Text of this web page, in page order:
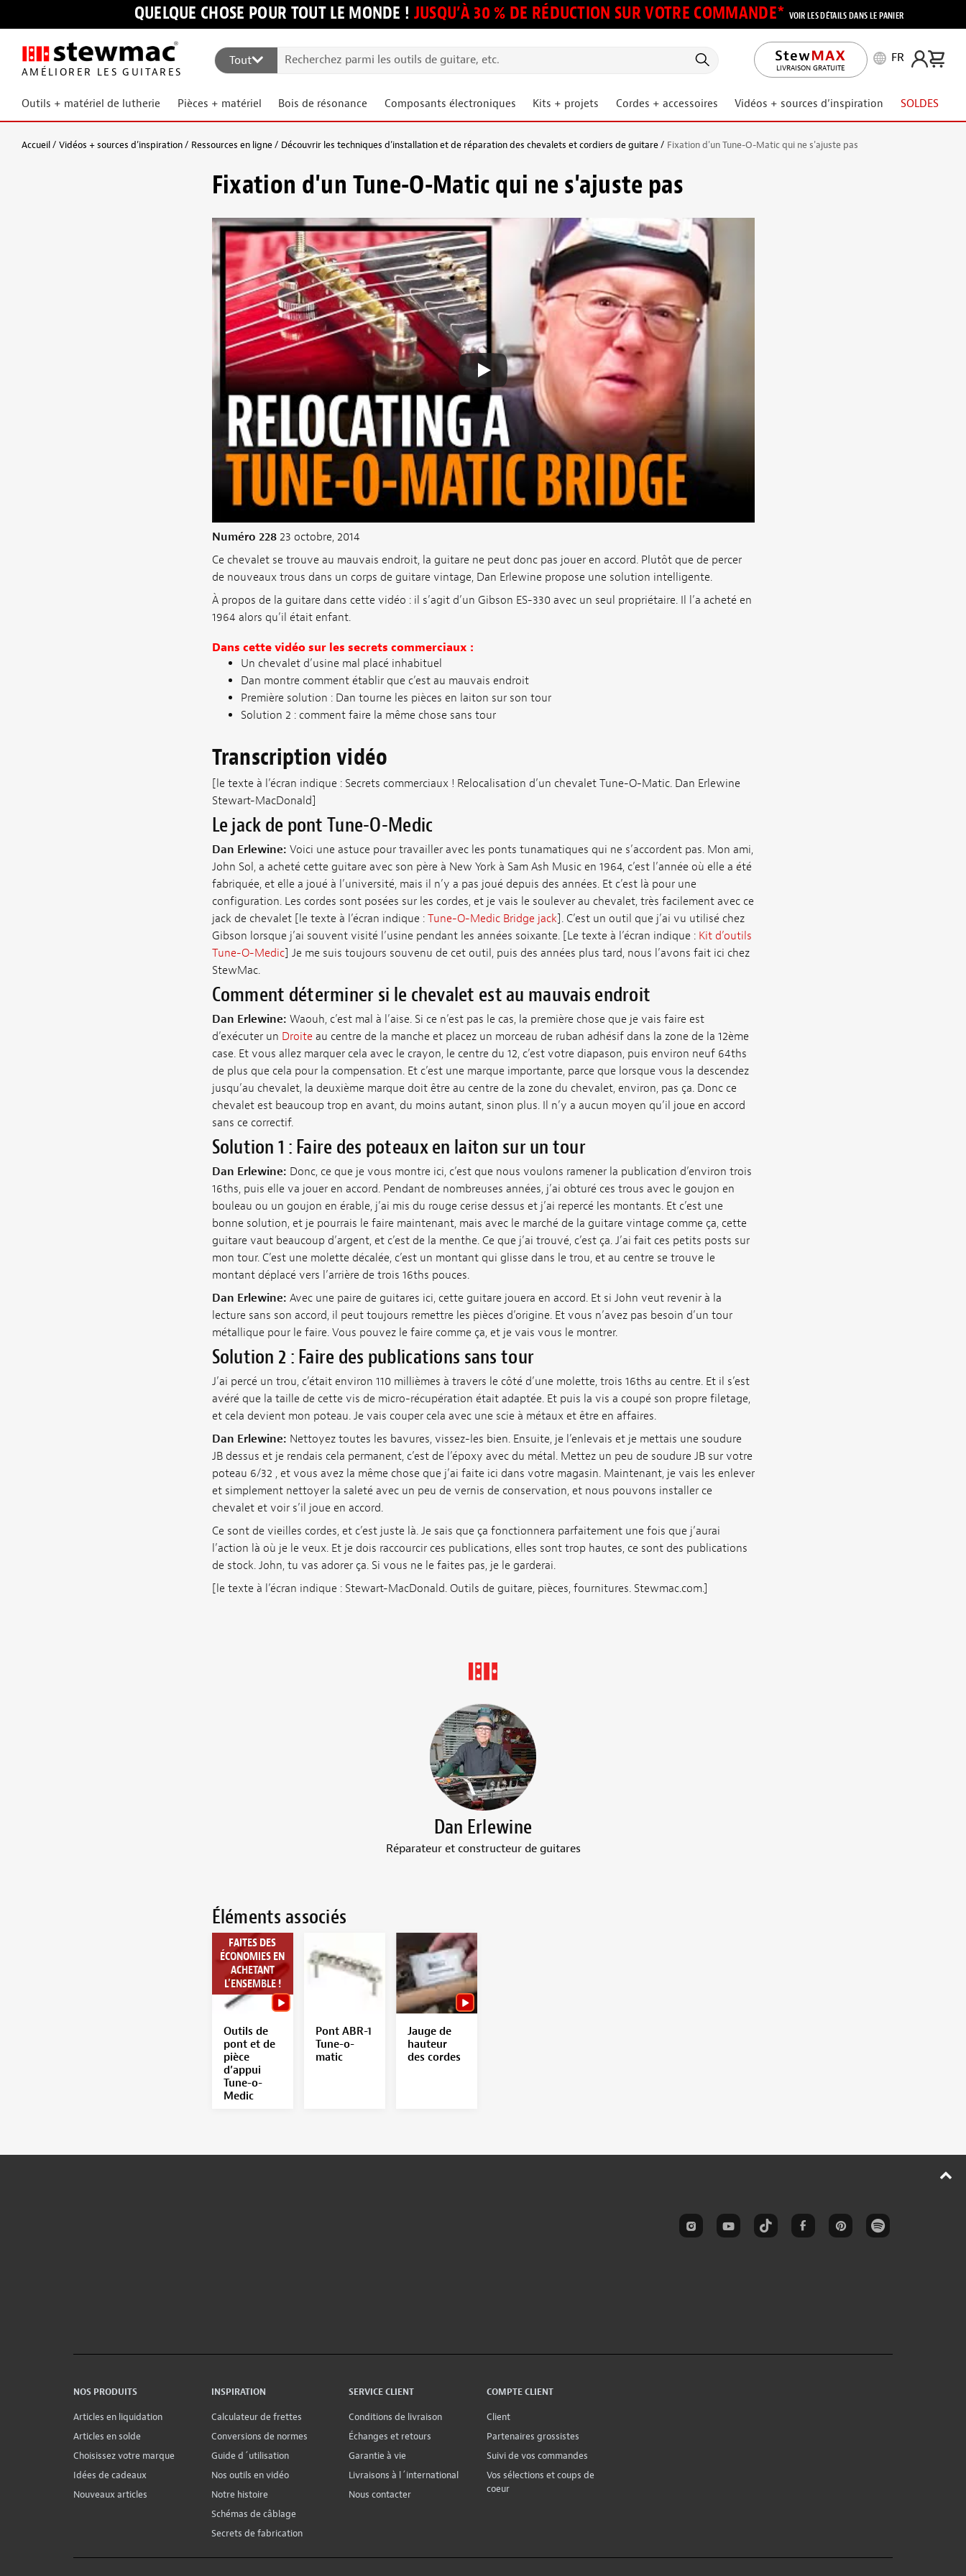
QUELQUE CHOSE POUR TOUT LE MONDE ! JUSQU’À 30 % DE RÉDUCTION SUR VOTRE COMMANDE* VOIR LES DÉTAILS DANS LE PANIER
AMÉLIORER LES GUITARES
Tout
LIVRAISON GRATUITE
FR
Outils + matériel de lutherie Pièces + matériel Bois de résonance Composants électroniques Kits + projets Cordes + accessoires Vidéos + sources d’inspiration SOLDES
Accueil Vidéos + sources d’inspiration Ressources en ligne Découvrir les techniques d’installation et de réparation des chevalets et cordiers de guitare Fixation d'un Tune-O-Matic qui ne s'ajuste pas
Fixation d'un Tune-O-Matic qui ne s'ajuste pas
Numéro 22823 octobre, 2014
Ce chevalet se trouve au mauvais endroit, la guitare ne peut donc pas jouer en accord. Plutôt que de percer
de nouveaux trous dans un corps de guitare vintage, Dan Erlewine propose une solution intelligente.
À propos de la guitare dans cette vidéo : il s’agit d’un Gibson ES-330 avec un seul propriétaire. Il l’a acheté en
1964 alors qu’il était enfant.
Dans cette vidéo sur les secrets commerciaux :
Un chevalet d’usine mal placé inhabituel
Dan montre comment établir que c’est au mauvais endroit
Première solution : Dan tourne les pièces en laiton sur son tour
Solution 2 : comment faire la même chose sans tour
Transcription vidéo
[le texte à l’écran indique : Secrets commerciaux ! Relocalisation d’un chevalet Tune-O-Matic. Dan Erlewine
Stewart-MacDonald]
Le jack de pont Tune-O-Medic
Dan Erlewine: Voici une astuce pour travailler avec les ponts tunamatiques qui ne s’accordent pas. Mon ami,
John Sol, a acheté cette guitare avec son père à New York à Sam Ash Music en 1964, c’est l’année où elle a été
fabriquée, et elle a joué à l’université, mais il n’y a pas joué depuis des années. Et c’est là pour une
configuration. Les cordes sont posées sur les cordes, et je vais le soulever au chevalet, très facilement avec ce
jack de chevalet [le texte à l’écran indique : Tune-O-Medic Bridge jack]. C’est un outil que j’ai vu utilisé chez
Gibson lorsque j’ai souvent visité l’usine pendant les années soixante. [Le texte à l’écran indique : Kit d’outils
Tune-O-Medic] Je me suis toujours souvenu de cet outil, puis des années plus tard, nous l’avons fait ici chez
StewMac.
Comment déterminer si le chevalet est au mauvais endroit
Dan Erlewine: Waouh, c’est mal à l’aise. Si ce n’est pas le cas, la première chose que je vais faire est
d’exécuter un Droite au centre de la manche et placez un morceau de ruban adhésif dans la zone de la 12ème
case. Et vous allez marquer cela avec le crayon, le centre du 12, c’est votre diapason, puis environ neuf 64ths
de plus que cela pour la compensation. Et c’est une marque importante, parce que lorsque vous la descendez
jusqu’au chevalet, la deuxième marque doit être au centre de la zone du chevalet, environ, pas ça. Donc ce
chevalet est beaucoup trop en avant, du moins autant, sinon plus. Il n’y a aucun moyen qu’il joue en accord
sans ce correctif.
Solution 1 : Faire des poteaux en laiton sur un tour
Dan Erlewine: Donc, ce que je vous montre ici, c’est que nous voulons ramener la publication d’environ trois
16ths, puis elle va jouer en accord. Pendant de nombreuses années, j’ai obturé ces trous avec le goujon en
bouleau ou un goujon en érable, j’ai mis du rouge cerise dessus et j’ai repercé les montants. Et c’est une
bonne solution, et je pourrais le faire maintenant, mais avec le marché de la guitare vintage comme ça, cette
guitare vaut beaucoup d’argent, et c’est de la menthe. Ce que j’ai trouvé, c’est ça. J’ai fait ces petits posts sur
mon tour. C’est une molette décalée, c’est un montant qui glisse dans le trou, et au centre se trouve le
montant déplacé vers l’arrière de trois 16ths pouces.
Dan Erlewine: Avec une paire de guitares ici, cette guitare jouera en accord. Et si John veut revenir à la
lecture sans son accord, il peut toujours remettre les pièces d’origine. Et vous n’avez pas besoin d’un tour
métallique pour le faire. Vous pouvez le faire comme ça, et je vais vous le montrer.
Solution 2 : Faire des publications sans tour
J’ai percé un trou, c’était environ 110 millièmes à travers le côté d’une molette, trois 16ths au centre. Et il s’est
avéré que la taille de cette vis de micro-récupération était adaptée. Et puis la vis a coupé son propre filetage,
et cela devient mon poteau. Je vais couper cela avec une scie à métaux et être en affaires.
Dan Erlewine: Nettoyez toutes les bavures, vissez-les bien. Ensuite, je l’enlevais et je mettais une soudure
JB dessus et je rendais cela permanent, c’est de l’époxy avec du métal. Mettez un peu de soudure JB sur votre
poteau 6/32 , et vous avez la même chose que j’ai faite ici dans votre magasin. Maintenant, je vais les enlever
et simplement nettoyer la saleté avec un peu de vernis de conservation, et nous pouvons installer ce
chevalet et voir s’il joue en accord.
Ce sont de vieilles cordes, et c’est juste là. Je sais que ça fonctionnera parfaitement une fois que j’aurai
l’action là où je le veux. Et je dois raccourcir ces publications, elles sont trop hautes, ce sont des publications
de stock. John, tu vas adorer ça. Si vous ne le faites pas, je le garderai.
[le texte à l’écran indique : Stewart-MacDonald. Outils de guitare, pièces, fournitures. Stewmac.com.]
Dan Erlewine
Réparateur et constructeur de guitares
Éléments associés
FAITES DES
ÉCONOMIES EN
ACHETANT
L’ENSEMBLE !
Outils de
pont et de
pièce
d’appui
Tune-o-
Medic
Pont ABR-1
Tune-o-
matic
Jauge de
hauteur
des cordes
NOS PRODUITS
Articles en liquidation
Articles en solde
Choisissez votre marque
Idées de cadeaux
Nouveaux articles
INSPIRATION
Calculateur de frettes
Conversions de normes
Guide d´utilisation
Nos outils en vidéo
Notre histoire
Schémas de câblage
Secrets de fabrication
SERVICE CLIENT
Conditions de livraison
Échanges et retours
Garantie à vie
Livraisons à l´international
Nous contacter
COMPTE CLIENT
Client
Partenaires grossistes
Suivi de vos commandes
Vos sélections et coups de
coeur